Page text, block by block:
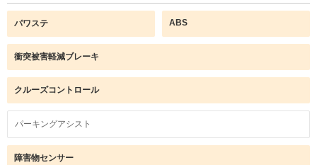
パワステ ABS
衝突被害軽減ブレーキ
クルーズコントロール
パーキングアシスト
障害物センサー